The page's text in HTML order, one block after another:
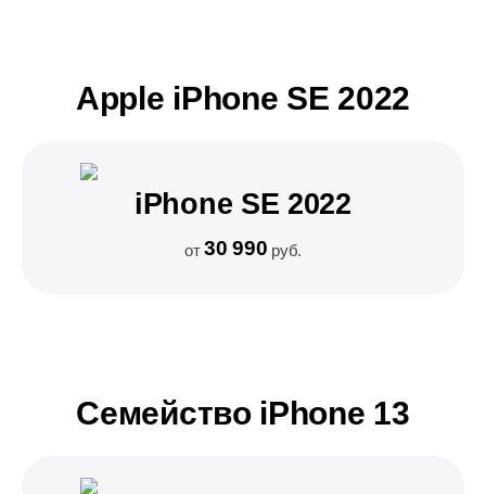
Apple iPhone SE 2022
iPhone SE 2022
от30 990 руб.
Семейство iPhone 13